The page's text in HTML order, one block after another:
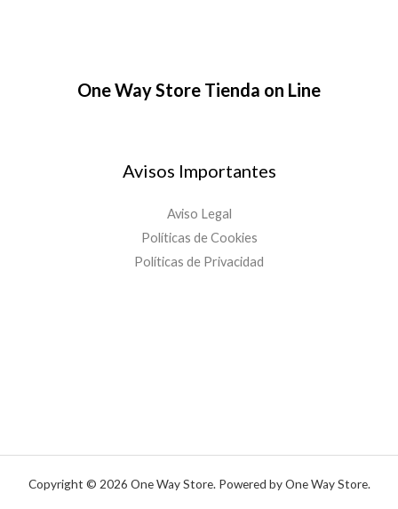
One Way Store Tienda on Line
Avisos Importantes
Aviso Legal
Políticas de Cookies
Políticas de Privacidad
Copyright © 2026 One Way Store. Powered by One Way Store.